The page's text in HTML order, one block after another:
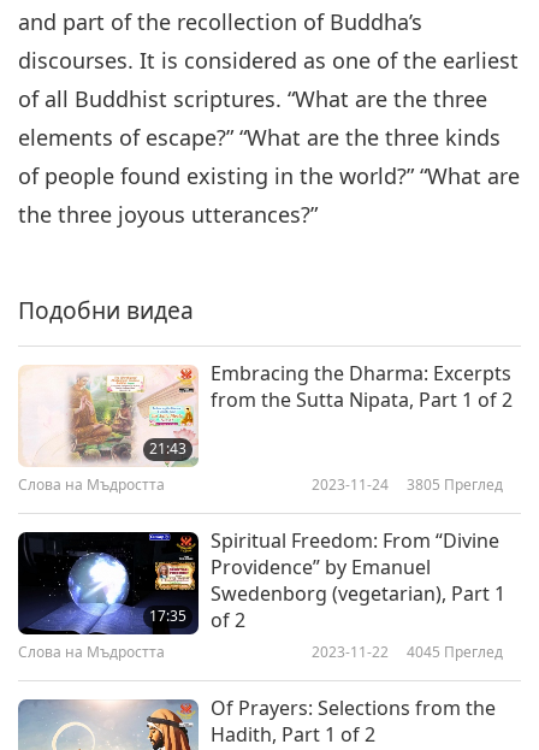
and part of the recollection of Buddha’s
discourses. It is considered as one of the earliest
of all Buddhist scriptures. “What are the three
elements of escape?” “What are the three kinds
of people found existing in the world?” “What are
the three joyous utterances?”
Подобни видеа
21:43
Embracing the Dharma: Excerpts
from the Sutta Nipata, Part 1 of 2
Слова на Мъдростта 2023-11-24 3805 Преглед
17:35
Spiritual Freedom: From “Divine
Providence” by Emanuel
Swedenborg (vegetarian), Part 1
of 2
Слова на Мъдростта 2023-11-22 4045 Преглед
Of Prayers: Selections from the
Hadith, Part 1 of 2